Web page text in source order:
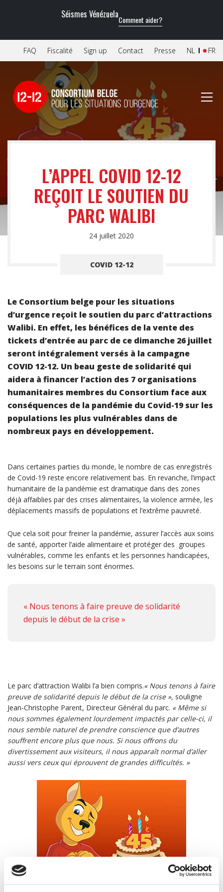
Séismes VénézuelaComment aider?
FAQ Fiscalité Sign up Contact Presse FR
NL
L’APPEL COVID 12-12
REÇOIT LE SOUTIEN DU
PARC WALIBI
24 juillet 2020
COVID 12-12
Le Consortium belge pour les situations
d’urgence reçoit le soutien du parc d’attractions
Walibi. En effet, les bénéfices de la vente des
tickets d’entrée au parc de ce dimanche 26 juillet
seront intégralement versés à la campagne
COVID 12-12. Un beau geste de solidarité qui
aidera à financer l’action des 7 organisations
humanitaires membres du Consortium face aux
conséquences de la pandémie du Covid-19 sur les
populations les plus vulnérables dans de
nombreux pays en développement.
Dans certaines parties du monde, le nombre de cas enregistrés
de Covid-19 reste encore relativement bas. En revanche, l’impact
humanitaire de la pandémie est dramatique dans des zones
déjà affaiblies par des crises alimentaires, la violence armée, les
déplacements massifs de populations et l’extrême pauvreté.
Que cela soit pour freiner la pandémie, assurer l’accès aux soins
de santé, apporter l’aide alimentaire et protéger des groupes
vulnérables, comme les enfants et les personnes handicapées,
les besoins sur le terrain sont énormes.
« Nous tenons à faire preuve de solidarité
depuis le début de la crise »
Le parc d’attraction Walibi l’a bien compris.« Nous tenons à faire
preuve de solidarité depuis le début de la crise », souligne
Jean-Christophe Parent, Directeur Général du parc. « Même si
nous sommes également lourdement impactés par celle-ci, il
nous semble naturel de prendre conscience que d’autres
souffrent encore plus que nous. Si nous offrons du
divertissement aux visiteurs, il nous apparaît normal d’aller
aussi vers ceux qui éprouvent de grandes difficultés. »